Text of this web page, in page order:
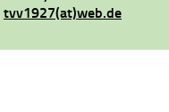
tvv1927(at)web.de